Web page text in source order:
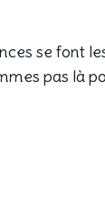
se font
pas là